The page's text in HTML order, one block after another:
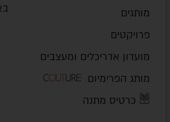
מותגים
פרויקטים
מועדון אדריכלים ומעצבים
מותג הפרימיום
כרטיס מתנה